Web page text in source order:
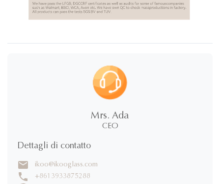
Mrs. Ada
CEO
Dettagli di contatto
ikoo@ikooglass.com
+8613933875288